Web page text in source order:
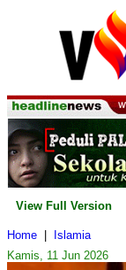
View Full Version
Home
Islamia
Kamis, 11 Jun 2026